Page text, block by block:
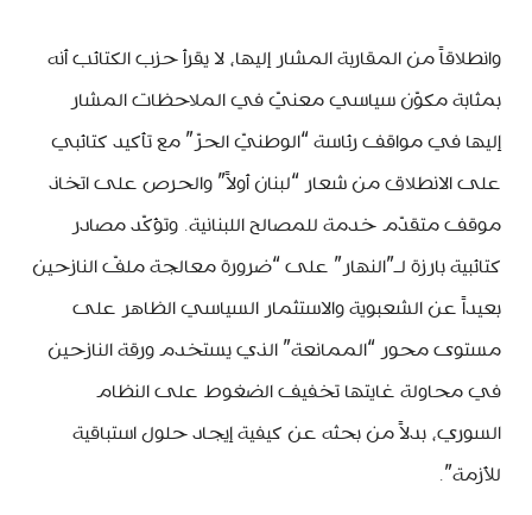
وانطلاقاً من المقاربة المشار إليها، لا يقرأ حزب الكتائب أنه
بمثابة مكوّن سياسي معنيّ في الملاحظات المشار
إليها في مواقف رئاسة “الوطنيّ الحرّ” مع تأكيد كتائبي
على الانطلاق من شعار “لبنان أولاً” والحرص على اتخاذ
موقف متقدّم خدمة للمصالح اللبنانية. وتؤكّد مصادر
كتائبية بارزة لـ”النهار” على “ضرورة معالجة ملفّ النازحين
بعيداً عن الشعبوية والاستثمار السياسي الظاهر على
مستوى محور “الممانعة” الذي يستخدم ورقة النازحين
في محاولة غايتها تخفيف الضغوط على النظام
السوري، بدلاً من بحثه عن كيفية إيجاد حلول استباقية
للأزمة”.